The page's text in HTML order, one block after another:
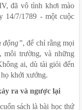
đã vô tình khơi mào
14/7/1789 - một cuộc
động”, để chỉ rằng mọi
môi trường, và những
ai, dù tài giỏi đến
họ khởi xướng.
ra và ngược lại
sách là bài học thứ